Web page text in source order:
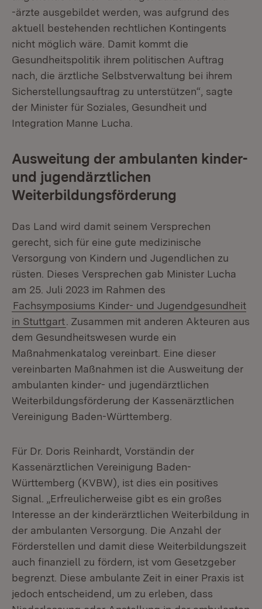
-ärzte ausgebildet werden, was aufgrund des
aktuell bestehenden rechtlichen Kontingents
nicht möglich wäre. Damit kommt die
Gesundheitspolitik ihrem politischen Auftrag
nach, die ärztliche Selbstverwaltung bei ihrem
Sicherstellungsauftrag zu unterstützen“, sagte
der Minister für Soziales, Gesundheit und
Integration Manne Lucha.
Ausweitung der ambulanten kinder-
und jugendärztlichen
Weiterbildungsförderung
Das Land wird damit seinem Versprechen
gerecht, sich für eine gute medizinische
Versorgung von Kindern und Jugendlichen zu
rüsten. Dieses Versprechen gab Minister Lucha
am 25. Juli 2023 im Rahmen des
Fachsymposiums Kinder- und Jugendgesundheit
in Stuttgart . Zusammen mit anderen Akteuren aus
dem Gesundheitswesen wurde ein
Maßnahmenkatalog vereinbart. Eine dieser
vereinbarten Maßnahmen ist die Ausweitung der
ambulanten kinder- und jugendärztlichen
Weiterbildungsförderung der Kassenärztlichen
Vereinigung Baden-Württemberg.
Für Dr. Doris Reinhardt, Vorständin der
Kassenärztlichen Vereinigung Baden-
Württemberg (KVBW), ist dies ein positives
Signal. „Erfreulicherweise gibt es ein großes
Interesse an der kinderärztlichen Weiterbildung in
der ambulanten Versorgung. Die Anzahl der
Förderstellen und damit diese Weiterbildungszeit
auch finanziell zu fördern, ist vom Gesetzgeber
begrenzt. Diese ambulante Zeit in einer Praxis ist
jedoch entscheidend, um zu erleben, dass